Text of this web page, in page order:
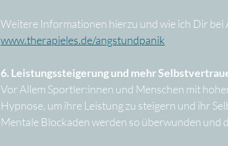
Weitere Informationen hierzu und wie ich Dir
www.therapieles.de/angstundpanik
6. Leistungssteigerung und mehr
Vor Allem Sportler:innen und Menschen mit
Hypnose, um ihre Leistung zu steigern und ihr
Mentale Blockaden werden so überwunden und